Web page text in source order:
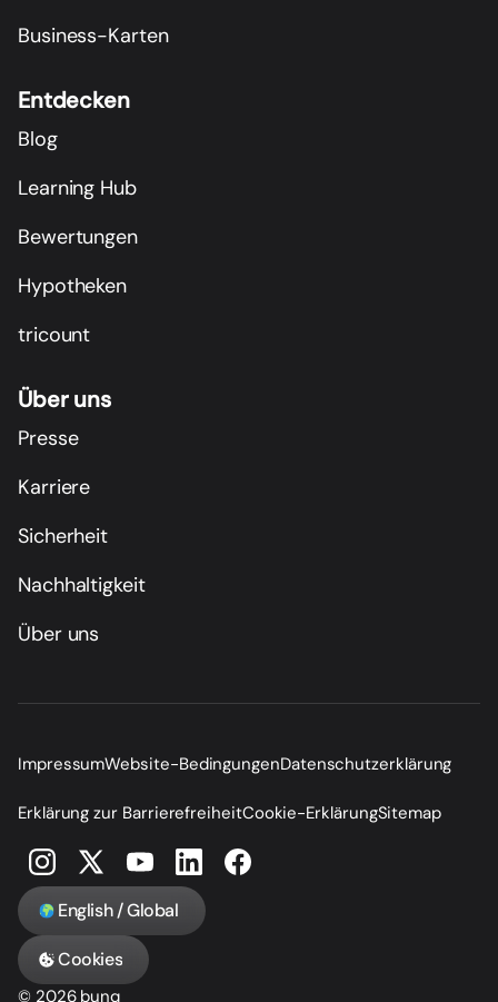
Business-Karten
Entdecken
Blog
Learning Hub
Bewertungen
Hypotheken
tricount
Über uns
Presse
Karriere
Sicherheit
Nachhaltigkeit
Über uns
ImpressumWebsite-BedingungenDatenschutzerklärung
Erklärung zur BarrierefreiheitCookie-ErklärungSitemap
English / Global
Cookies
© 2026 bunq